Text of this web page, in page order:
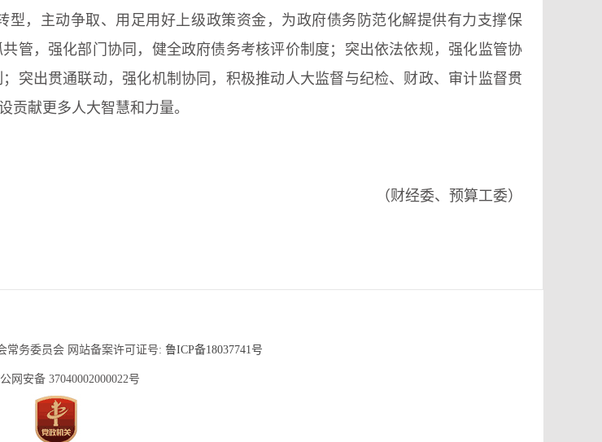
，主动争取、用足用好上级政策资金，为政府债务防范化解提供有力支撑保
管，强化部门协同，健全政府债务考核评价制度；突出依法依规，强化监管协
突出贯通联动，强化机制协同，积极推动人大监督与纪检、财政、审计监督贯
贡献更多人大智慧和力量。
（财经委、预算工委）
常务委员会 网站备案许可证号: 鲁ICP备18037741号
网安备 37040002000022号